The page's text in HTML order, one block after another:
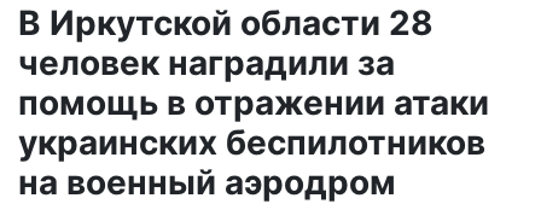
В Иркутской области 28
человек наградили за
помощь в отражении атаки
украинских беспилотников
на военный аэродром